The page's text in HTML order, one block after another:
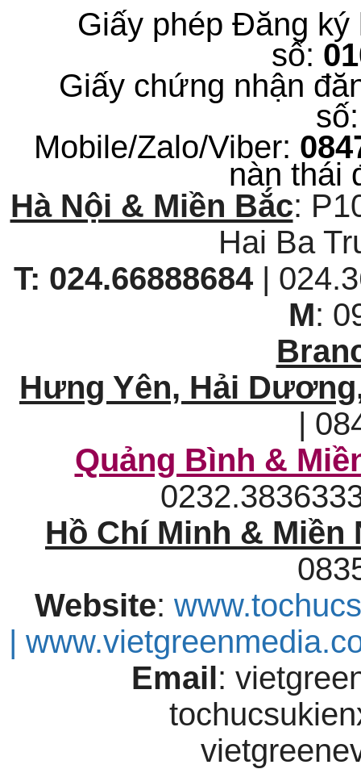
Giấy phép Đăng ký
số:
Giấy chứng nhận
Mobile/Zalo/Viber:
nàn thái
Hà Nội & Miền Bắc:
Hai Ba
T: 024.66888684|
M:
Hưng Yên, Hải
|
Quảng Bình &
Hồ Chí Minh & Miền
Website:
|
Email: